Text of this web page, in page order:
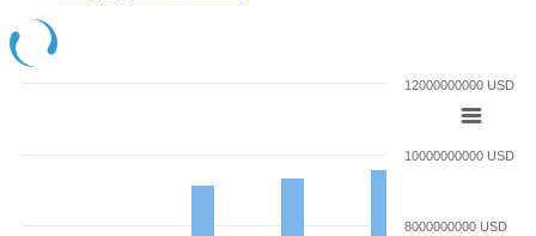
8000000000 USD
10000000000 USD
12000000000 USD